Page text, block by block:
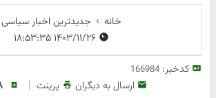
خانه
جدیدترین اخبار سیاسی
کدخبر:166984
ارسال به دیگران پرینت |